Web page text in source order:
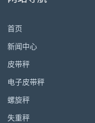
首页
新闻中心
皮带秤
电子皮带秤
螺旋秤
失重秤